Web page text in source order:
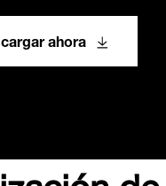
ahora